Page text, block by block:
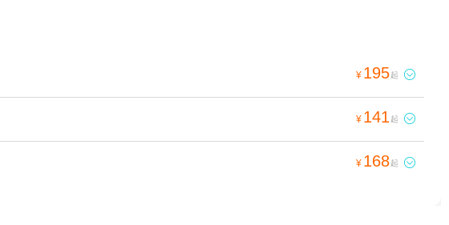
¥ 195起 
¥ 141 起 
¥ 168起 